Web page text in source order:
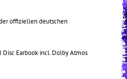
offiziellen deutschen
Disc Earbook incl. Dolby Atmos